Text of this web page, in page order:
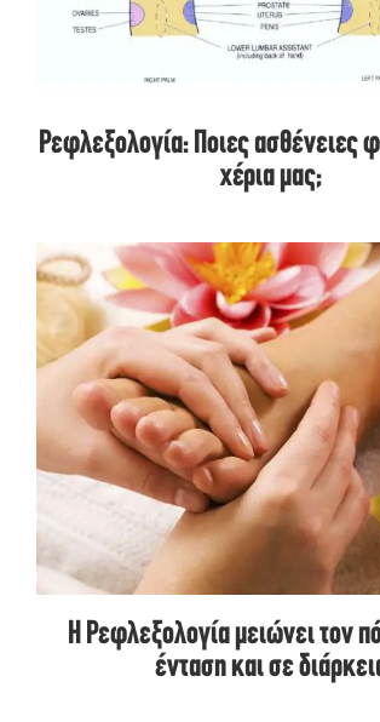
Ρεφλεξολογία: Ποιες ασθένειες
χέρια μας;
Η Ρεφλεξολογία μειώνει τον
ένταση και σε